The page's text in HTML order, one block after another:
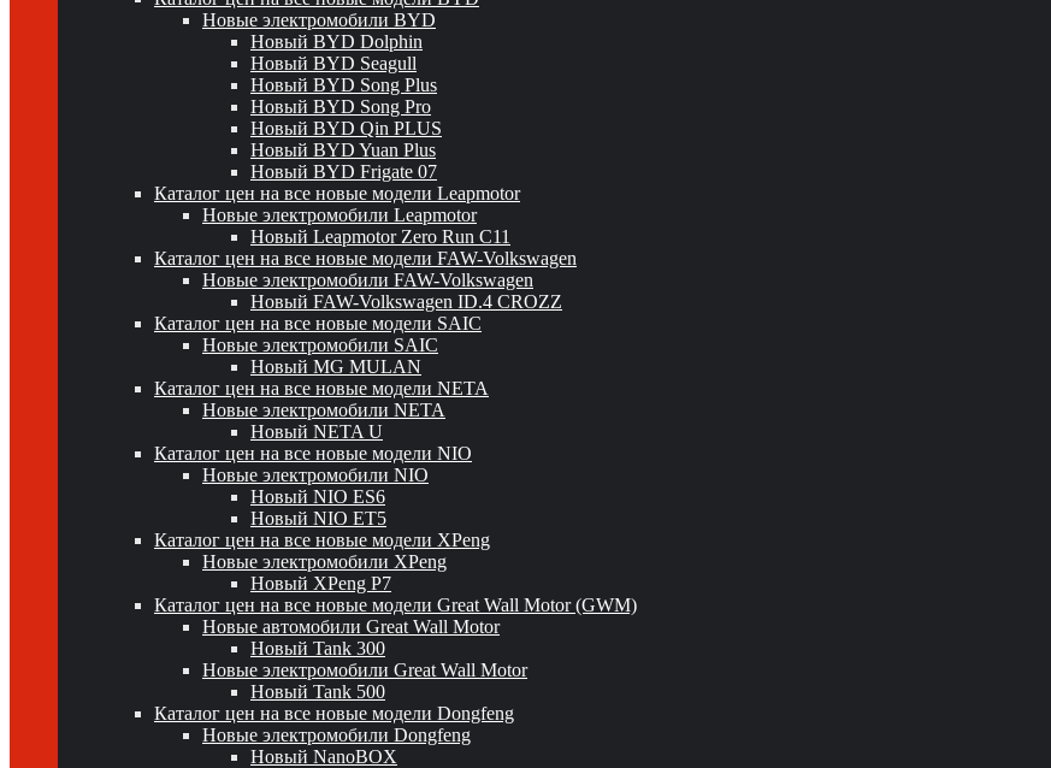
Новые электромобили BYD
Новый BYD Dolphin
Новый BYD Seagull
Новый BYD Song Plus
Новый BYD Song Pro
Новый BYD Qin PLUS
Новый BYD Yuan Plus
Новый BYD Frigate 07
Каталог цен на все новые модели Leapmotor
Новые электромобили Leapmotor
Новый Leapmotor Zero Run C11
Каталог цен на все новые модели FAW-Volkswagen
Новые электромобили FAW-Volkswagen
Новый FAW-Volkswagen ID.4 CROZZ
Каталог цен на все новые модели SAIC
Новые электромобили SAIC
Новый MG MULAN
Каталог цен на все новые модели NETA
Новые электромобили NETA
Новый NETA U
Каталог цен на все новые модели NIO
Новые электромобили NIO
Новый NIO ES6
Новый NIO ET5
Каталог цен на все новые модели XPeng
Новые электромобили XPeng
Новый XPeng P7
Каталог цен на все новые модели Great Wall Motor (GWM)
Новые автомобили Great Wall Motor
Новый Tank 300
Новые электромобили Great Wall Motor
Новый Tank 500
Каталог цен на все новые модели Dongfeng
Новые электромобили Dongfeng
Новый NanoBOX